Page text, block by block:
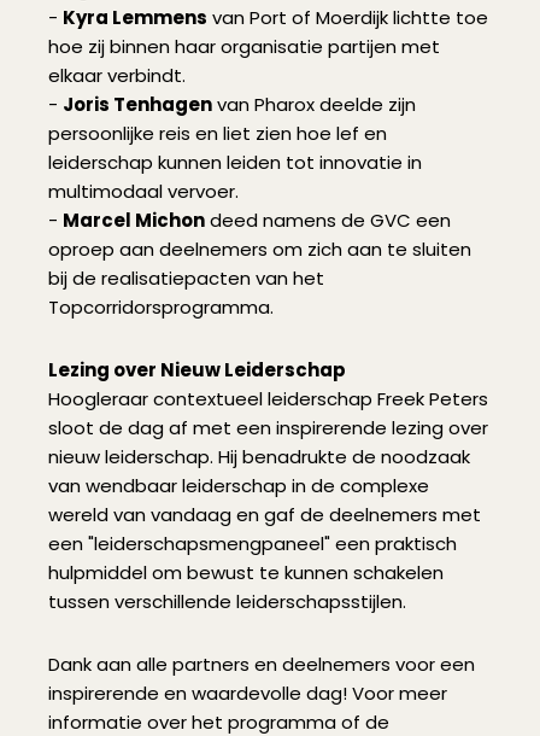
- Kyra Lemmens van Port of Moerdijk lichtte toe
hoe zij binnen haar organisatie partijen met
elkaar verbindt.
- Joris Tenhagenvan Pharox deelde zijn
persoonlijke reis en liet zien hoe lef en
leiderschap kunnen leiden tot innovatie in
multimodaal vervoer.
- Marcel Michondeed namens de GVC een
oproep aan deelnemers om zich aan te sluiten
bij de realisatiepacten van het
Topcorridorsprogramma.
Lezing over Nieuw Leiderschap
Hoogleraar contextueel leiderschap Freek Peters
sloot de dag af met een inspirerende lezing over
nieuw leiderschap. Hij benadrukte de noodzaak
van wendbaar leiderschap in de complexe
wereld van vandaag en gaf de deelnemers met
een "leiderschapsmengpaneel" een praktisch
hulpmiddel om bewust te kunnen schakelen
tussen verschillende leiderschapsstijlen.
Dank aan alle partners en deelnemers voor een
inspirerende en waardevolle dag! Voor meer
informatie over het programma of de